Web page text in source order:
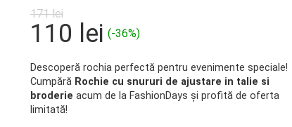
171lei
Prețul
a
fost:
171 lei.
110 leiPrețul
este:
110 lei.
(-36%)
Descoperă rochia perfectă pentru evenimente speciale!
Cumpără Rochie cu snururi de ajustare in talie si
broderie acum de la FashionDays și profită de oferta
limitată!